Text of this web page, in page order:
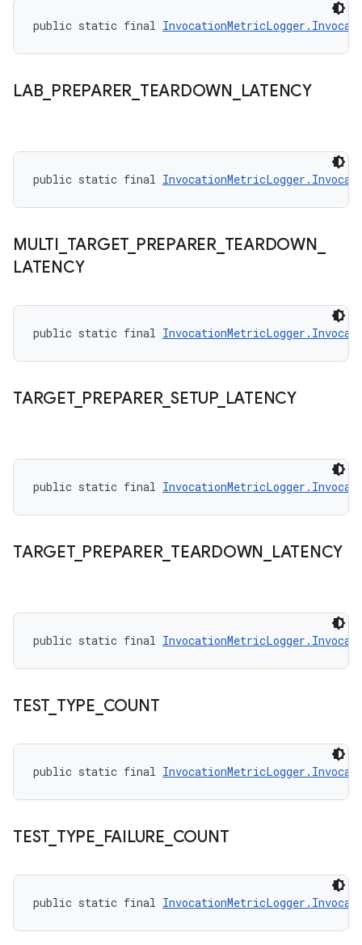
public static final
LAB_ PREPARER TEARDOWN LATENCY
public static final
MULTI TARGET_ PREPARER_ TEARDOWN
LATENCY
public static final
TARGET_ PREPARER_ SETUP_ LATENCY
public static final
TARGET_ PREPARER_ TEARDOWN LATENCY
public static final
TEST_ TYPE COUNT
public static final
TEST_ TYPE FAILURE COUNT
public static final